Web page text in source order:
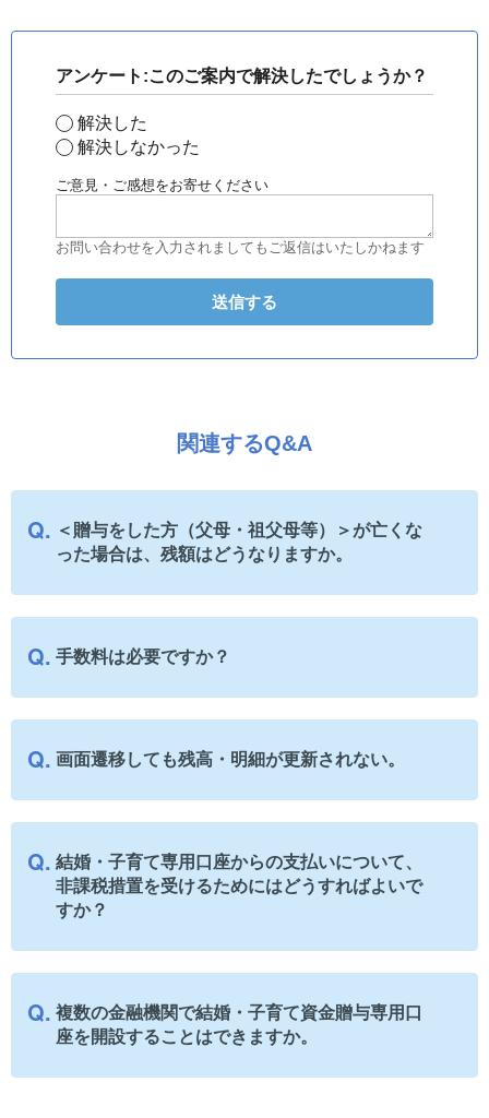
アンケート:このご案内で解決したでしょうか？
解決した
解決しなかった
ご意見・ご感想をお寄せください
お問い合わせを入力されましてもご返信はいたしかねます
関連するQ&A
＜贈与をした方（父母・祖父母等）＞が亡くな
った場合は、残額はどうなりますか。
手数料は必要ですか？
画面遷移しても残高・明細が更新されない。
結婚・子育て専用口座からの支払いについて、
非課税措置を受けるためにはどうすればよいで
すか？
複数の金融機関で結婚・子育て資金贈与専用口
座を開設することはできますか。